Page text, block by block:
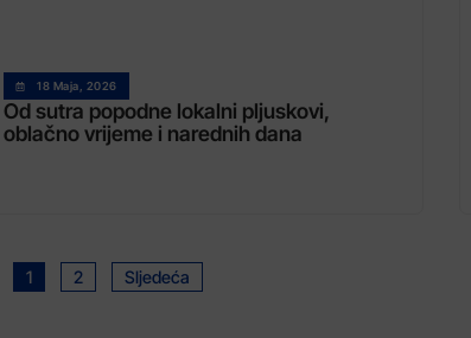
18 Maja, 2026
Od sutra popodne lokalni pljuskovi,
oblačno vrijeme i narednih dana
1 2 Sljedeća